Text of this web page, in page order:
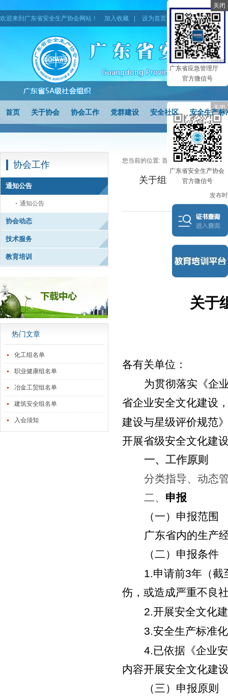
欢迎来到广东省安全生产协会网站！ 加入收藏 设为首页 网站地图
首页 关于协会 协会工作 党群建设 安全社区 安全生产标
协会工作
通知公告
通知公告
协会动态
技术服务
教育培训
热门文章
化工组名单
职业健康组名单
冶金工贸组名单
建筑安全组名单
入会须知
您当前的位置: 首页>协会工作>通知
关于组织开展2026年
发布
关于
各有关单位：
为贯彻落实《企
省企业安全文化建设
建设与星级评价规范
开展省级安全文化建
一、工作原则
分类指导、动态
二、 申报
（一）申报范围
广东省内的生产
（二）申报条件
1.申请前3年（截
伤，或造成严重不良
2.开展安全文化
3.安全生产标准
4.已依据《企业
内容开展安全文化建
（三）申报原则
广东省应急管理厅
官方微信号
关闭
广东省安全生产协会
官方微信号
关闭